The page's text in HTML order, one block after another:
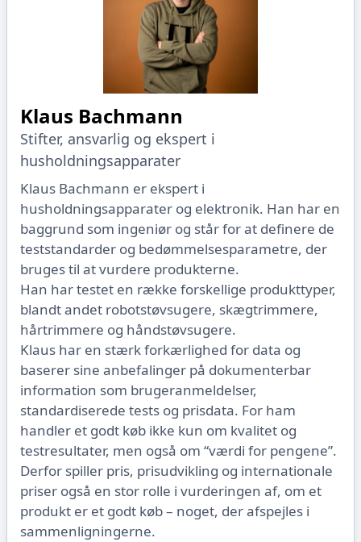
Klaus Bachmann
Stifter, ansvarlig og ekspert i
husholdningsapparater
Klaus Bachmann er ekspert i
husholdningsapparater og elektronik. Han har en
baggrund som ingeniør og står for at definere de
teststandarder og bedømmelsesparametre, der
bruges til at vurdere produkterne.
Han har testet en række forskellige produkttyper,
blandt andet robotstøvsugere, skægtrimmere,
hårtrimmere og håndstøvsugere.
Klaus har en stærk forkærlighed for data og
baserer sine anbefalinger på dokumenterbar
information som brugeranmeldelser,
standardiserede tests og prisdata. For ham
handler et godt køb ikke kun om kvalitet og
testresultater, men også om “værdi for pengene”.
Derfor spiller pris, prisudvikling og internationale
priser også en stor rolle i vurderingen af, om et
produkt er et godt køb – noget, der afspejles i
sammenligningerne.